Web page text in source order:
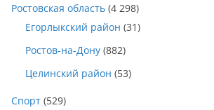
Ростовская область (4 298)
Егорлыкский район (31)
Ростов-на-Дону (882)
Целинский район (53)
Спорт (529)